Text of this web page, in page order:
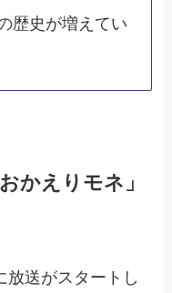
歴史が増えてい
かえりモネ」
放送がスタートし